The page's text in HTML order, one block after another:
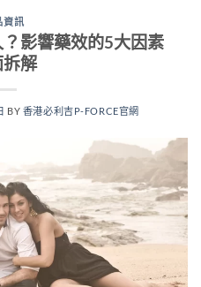
資訊
影響藥效的5大因素
解
BY 香港必利吉P-FORCE官網